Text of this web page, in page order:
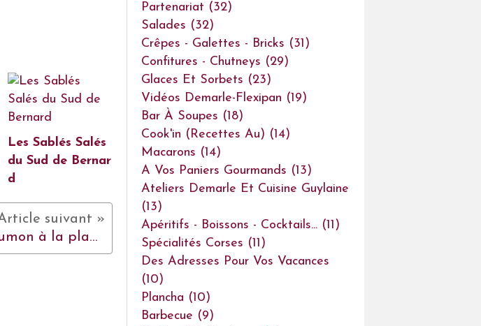
Les Sablés Salés
du Sud de Bernar
d
^^Pavés de saumon à la plancha^^
Partenariat (32)
Salades (32)
Crêpes - Galettes - Bricks (31)
Confitures - Chutneys (29)
Glaces Et Sorbets (23)
Vidéos Demarle-Flexipan (19)
Bar À Soupes (18)
Cook'in (recettes Au) (14)
Macarons (14)
A Vos Paniers Gourmands (13)
Ateliers Demarle Et Cuisine Guylaine
(13)
Apéritifs - Boissons - Cocktails... (11)
Spécialités Corses (11)
Des Adresses Pour Vos Vacances
(10)
Plancha (10)
Barbecue (9)